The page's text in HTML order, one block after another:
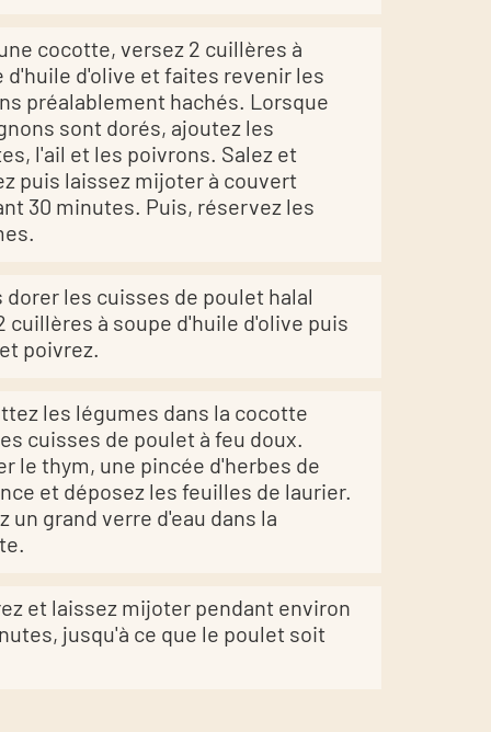
cocotte, versez 2 cuillères à
d'huile d'olive et faites revenir les
préalablement hachés. Lorsque
sont dorés, ajoutez les
l'ail et les poivrons. Salez et
puis laissez mijoter à couvert
30 minutes. Puis, réservez les
dorer les cuisses de poulet halal
cuillères à soupe d'huile d'olive puis
poivrez.
les légumes dans la cocotte
cuisses de poulet à feu doux.
le thym, une pincée d'herbes de
et déposez les feuilles de laurier.
un grand verre d'eau dans la
et laissez mijoter pendant environ
jusqu'à ce que le poulet soit